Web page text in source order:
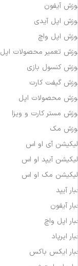
آموزش آیفون
آموزش اپل آیدی
آموزش اپل واچ
آموزش تعمیر محصولات اپل
آموزش کنسول بازی
آموزش گیفت کارت
آموزش محصولات اپل
آموزش مستر کارت و ویزا
آموزش مک
اپلیکیشن آی او اس
اپلیکیشن آیپد او اس
اپلیکیشن مک او اس
اخبار آیپد
اخبار آیفون
اخبار اپل واچ
اخبار ایرپاد
اخبار ایکس باکس